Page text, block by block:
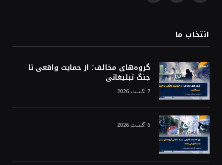
انتخاب ما
گروه‌های مخالف؛ از حمایت واقعی تا
جنگ تبلیغاتی
7 آگست 2026
6 آگست 2026